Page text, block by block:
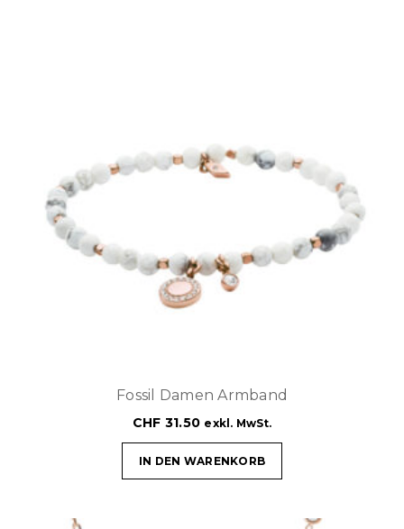
Fossil Damen Armband
CHF 31.50 exkl. MwSt.
IN DEN WARENKORB